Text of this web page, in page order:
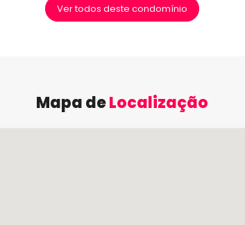
Ver todos deste condomínio
Mapa deLocalização